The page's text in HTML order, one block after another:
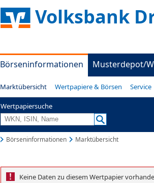
Volksbank
Börseninformationen Musterdepot/
Marktübersicht Wertpapiere & Börsen Service
Wertpapiersuche
Börseninformationen Marktübersicht
Keine Daten zu diesem Wertpapier